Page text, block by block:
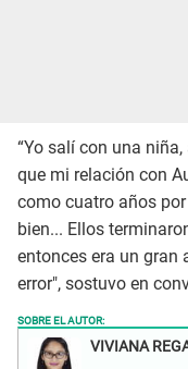
“Yo salí con una
que mi relación con
como cuatro años
bien... Ellos
entonces era un gran
error", sostuvo en
SOBRE EL AUTOR:
VIVIANA